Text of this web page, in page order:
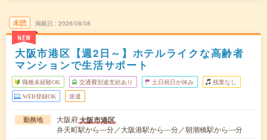
未読
NEW
掲載日 2026/08/08
大阪市港区【週2日～】ホテルライクな高齢者
マンションで生活サポート
職種未経験OK 交通費別途支給あり 土日祝日が休み 残業なし
WEB登録OK 派遣
勤務地 大阪府大阪市港区
弁天町駅から---分／大阪港駅から---分／朝潮橋駅から---分